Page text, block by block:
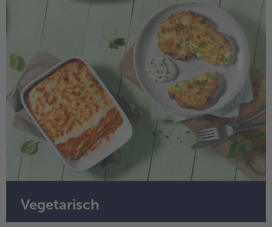
Vegetarisch